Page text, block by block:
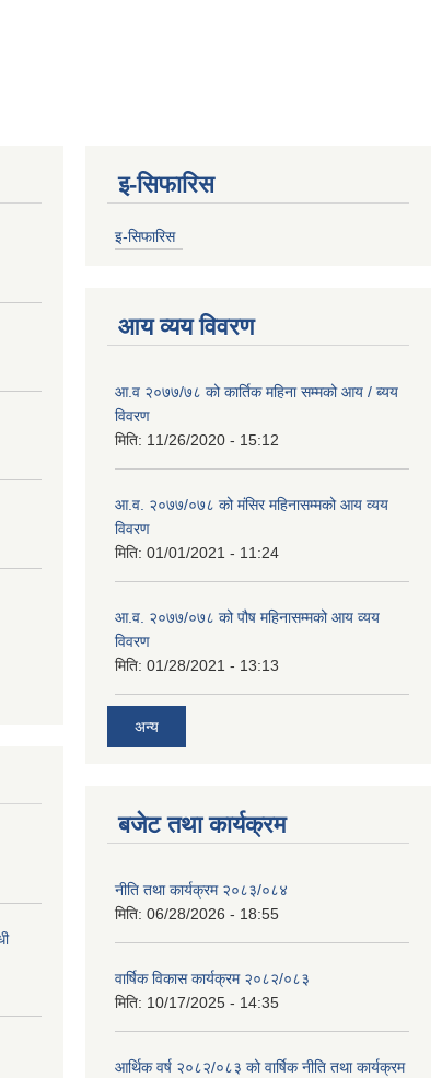
इ-सिफारिस
इ-सिफारिस
आय व्यय विवरण
आ.व २०७७/७८ को कार्तिक महिना सम्मको आय / ब्यय
विवरण
मिति: 11/26/2020 - 15:12
आ.व. २०७७/०७८ को मंसिर महिनासम्मको आय व्यय
विवरण
मिति: 01/01/2021 - 11:24
आ.व. २०७७/०७८ को पौष महिनासम्मको आय व्यय
विवरण
मिति: 01/28/2021 - 13:13
अन्य
बजेट तथा कार्यक्रम
नीति तथा कार्यक्रम २०८३/०८४
मिति: 06/28/2026 - 18:55
वार्षिक विकास कार्यक्रम २०८२/०८३
मिति: 10/17/2025 - 14:35
आर्थिक वर्ष २०८२/०८३ को वार्षिक नीति तथा कार्यक्रम